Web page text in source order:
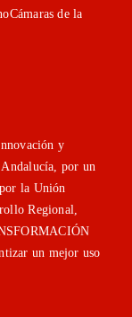
de la
y
por un
la Unión
Regional,
un mejor uso